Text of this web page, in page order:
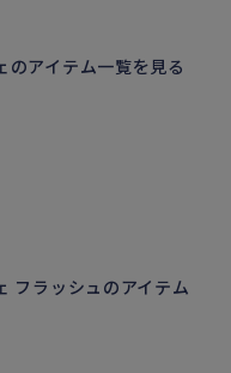
アイテム一覧を見る
フラッシュのアイテム